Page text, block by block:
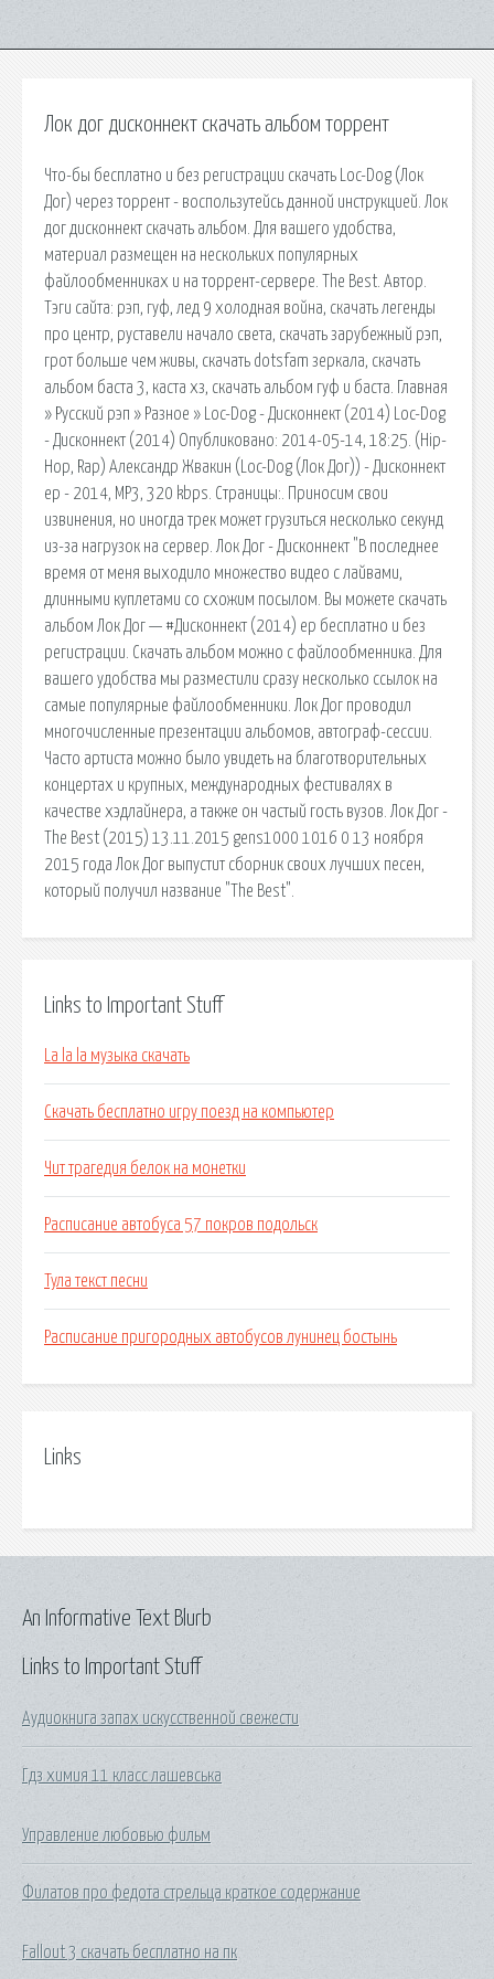
Лок дог дисконнект скачать альбом торрент
Что-бы бесплатно и без регистрации скачать Loc-Dog (Лок
Дог) через торрент - воспользутейсь данной инструкцией. Лок
дог дисконнект скачать альбом. Для вашего удобства,
материал размещен на нескольких популярных
файлообменниках и на торрент-сервере. The Best. Автор.
Тэги сайта: рэп, гуф, лед 9 холодная война, скачать легенды
про центр, руставели начало света, скачать зарубежный рэп,
грот больше чем живы, скачать dotsfam зеркала, скачать
альбом баста 3, каста хз, скачать альбом гуф и баста. Главная
» Русский рэп » Разное » Loc-Dog - Дисконнект (2014) Loc-Dog
- Дисконнект (2014) Опубликовано: 2014-05-14, 18:25. (Hip-
Hop, Rap) Александр Жвакин (Loc-Dog (Лок Дог)) - Дисконнект
ep - 2014, MP3, 320 kbps. Страницы:. Приносим свои
извинения, но иногда трек может грузиться несколько секунд
из-за нагрузок на сервер. Лок Дог - Дисконнект "В последнее
время от меня выходило множество видео с лайвами,
длинными куплетами со схожим посылом. Вы можете скачать
альбом Лок Дог — #Дисконнект (2014) ep бесплатно и без
регистрации. Скачать альбом можно с файлообменника. Для
вашего удобства мы разместили сразу несколько ссылок на
самые популярные файлообменники. Лок Дог проводил
многочисленные презентации альбомов, автограф-сессии.
Часто артиста можно было увидеть на благотворительных
концертах и крупных, международных фестивалях в
качестве хэдлайнера, а также он частый гость вузов. Лок Дог -
The Best (2015) 13.11.2015 gens1000 1016 0 13 ноября
2015 года Лок Дог выпустит сборник своих лучших песен,
который получил название "The Best".
Links to Important Stuff
La la la музыка скачать
Скачать бесплатно игру поезд на компьютер
Чит трагедия белок на монетки
Расписание автобуса 57 покров подольск
Тула текст песни
Расписание пригородных автобусов лунинец бостынь
Links
Links to Important Stuff
Аудиокнига запах искусственной свежести
Гдз химия 11 класс лашевська
Управление любовью фильм
Филатов про федота стрельца краткое содержание
Fallout 3 скачать бесплатно на пк
An Informative Text Blurb